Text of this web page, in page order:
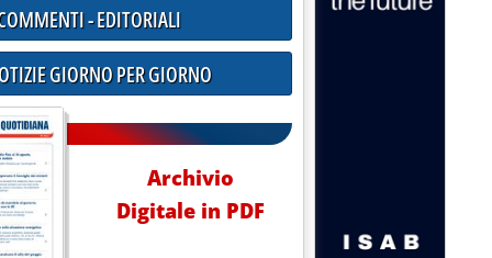
- EDITORIALI
GIORNO PER GIORNO
Archivio
Digitale in PDF